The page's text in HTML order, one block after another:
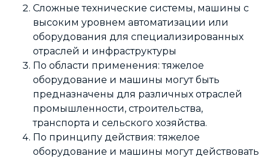
Сложные технические системы, машины с
высоким уровнем автоматизации или
оборудования для специализированных
отраслей и инфраструктуры
По области применения: тяжелое
оборудование и машины могут быть
предназначены для различных отраслей
промышленности, строительства,
транспорта и сельского хозяйства.
По принципу действия: тяжелое
оборудование и машины могут действовать